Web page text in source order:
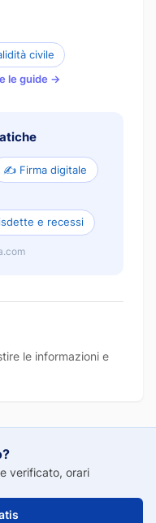
civile
le guide →
✍️ Firma digitale
e recessi
le informazioni e
verificato, orari